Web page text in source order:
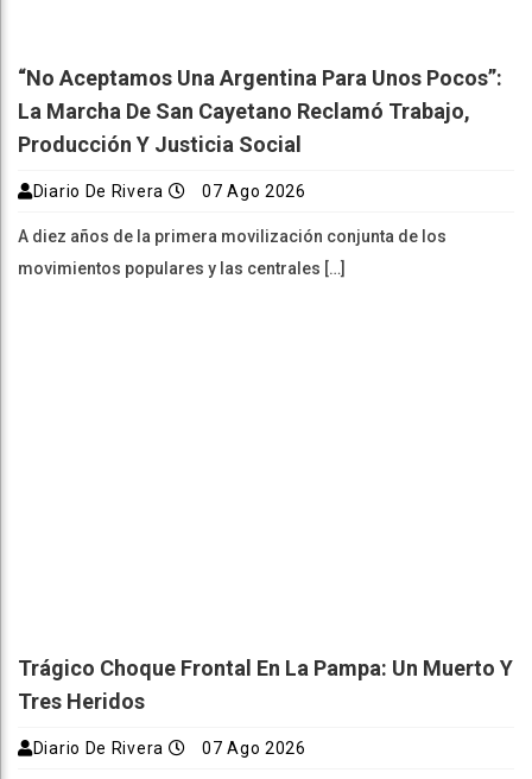
“No Aceptamos Una Argentina Para Unos Pocos”:
La Marcha De San Cayetano Reclamó Trabajo,
Producción Y Justicia Social
Diario De Rivera 07 Ago 2026
A diez años de la primera movilización conjunta de los
movimientos populares y las centrales […]
Trágico Choque Frontal En La Pampa: Un Muerto Y
Tres Heridos
Diario De Rivera 07 Ago 2026